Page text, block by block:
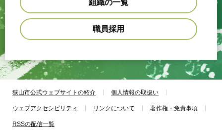
組織の一覧
職員採用
狭山市公式ウェブサイトの紹介 個人情報の取扱い
ウェブアクセシビリティ リンクについて 著作権・免責事項
RSSの配信一覧